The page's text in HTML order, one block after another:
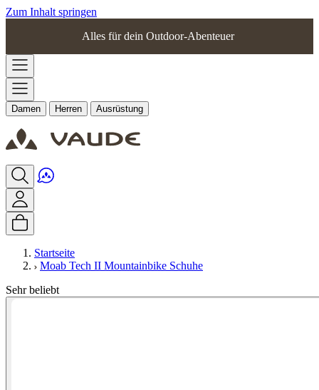
Zum Inhalt springen
Alles für dein Outdoor-Abenteuer
Damen Herren Ausrüstung
Startseite
Moab Tech II Mountainbike Schuhe
Sehr beliebt